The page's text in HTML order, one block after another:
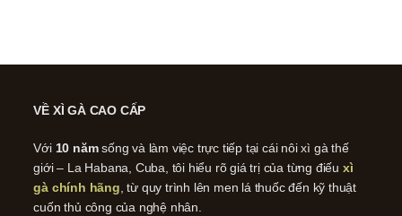
VỀ XÌ GÀ CAO CẤP
Với 10 nămsống và làm việc trực tiếp tại cái nôi xì gà thế
giới – La Habana, Cuba, tôi hiểu rõ giá trị của từng điếu xì
gà chính hãng, từ quy trình lên men lá thuốc đến kỹ thuật
cuốn thủ công của nghệ nhân.